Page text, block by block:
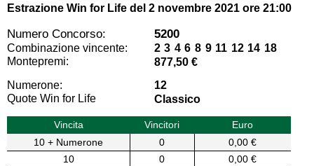
Estrazione Win for Life del 2 novembre 2021 ore 21:00
Numero Concorso: 5200
Combinazione vincente:
2 3 4 6 8 9 11 12 14 18
Montepremi:
877,50 €
Numerone:
12
Quote Win for Life
Classico
Vincita Vincitori
Euro
10 + Numerone
0
0,00 €
10
0
0,00 €